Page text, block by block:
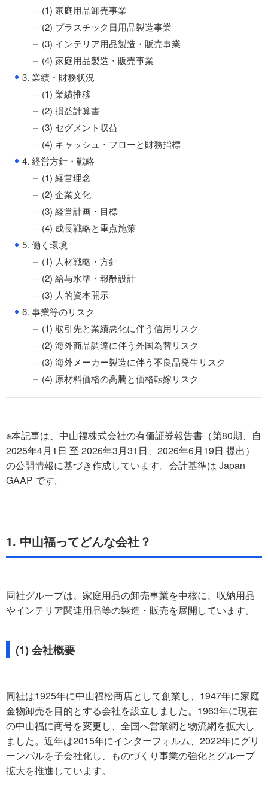
(1) 家庭用品卸売事業
(2) プラスチック日用品製造事業
(3) インテリア用品製造・販売事業
(4) 家庭用品製造・販売事業
● 3. 業績・財務状況
(1) 業績推移
(2) 損益計算書
(3) セグメント収益
(4) キャッシュ・フローと財務指標
● 4. 経営方針・戦略
(1) 経営理念
(2) 企業文化
(3) 経営計画・目標
(4) 成長戦略と重点施策
● 5. 働く環境
(1) 人材戦略・方針
(2) 給与水準・報酬設計
(3) 人的資本開示
● 6. 事業等のリスク
(1) 取引先と業績悪化に伴う信用リスク
(2) 海外商品調達に伴う外国為替リスク
(3) 海外メーカー製造に伴う不良品発生リスク
(4) 原材料価格の高騰と価格転嫁リスク
※本記事は、中山福株式会社の有価証券報告書（第80期、自
2025年4月1日 至 2026年3月31日、2026年6月19日 提出）
の公開情報に基づき作成しています。会計基準は Japan
GAAP です。
1. 中山福ってどんな会社？
同社グループは、家庭用品の卸売事業を中核に、収納用品
やインテリア関連用品等の製造・販売を展開しています。
(1) 会社概要
同社は1925年に中山福松商店として創業し、1947年に家庭
金物卸売を目的とする会社を設立しました。1963年に現在
の中山福に商号を変更し、全国へ営業網と物流網を拡大し
ました。近年は2015年にインターフォルム、2022年にグリ
ーンパルを子会社化し、ものづくり事業の強化とグループ
拡大を推進しています。